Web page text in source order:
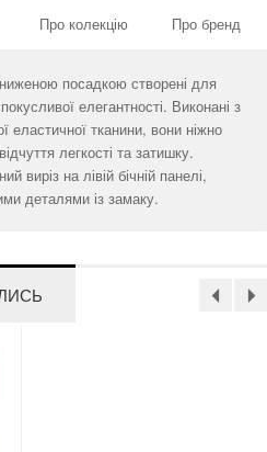
Про колекцію Про бренд
посадкою створені для
​​елегантності. Виконані з
еластичної тканини, вони ніжно
легкості та затишку.
виріз на лівій бічній панелі,
деталями із замаку.